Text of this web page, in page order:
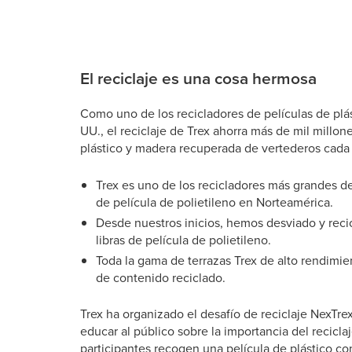
El reciclaje es una cosa hermosa
Como uno de los recicladores de películas de
UU., el reciclaje de Trex ahorra más de mil
plástico y madera recuperada de vertederos
Trex es uno de los recicladores más grandes
de película de polietileno en Norteamérica.
Desde nuestros inicios, hemos desviado y
libras de película de polietileno.
Toda la gama de terrazas Trex de alto
de contenido reciclado.
Trex ha organizado el desafío de reciclaje
educar al público sobre la importancia del
participantes recogen una película de plástico